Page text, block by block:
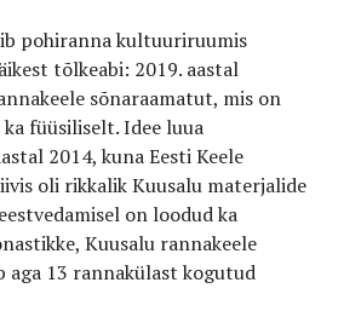
pohiranna kultuuriruumis
tõlkeabi: 2019. aastal
sõnaraamatut, mis on
ka füüsiliselt. Idee luua
2014, kuna Eesti Keele
oli rikkalik Kuusalu materjalide
on loodud ka
Kuusalu rannakeele
aga 13 rannakülast kogutud